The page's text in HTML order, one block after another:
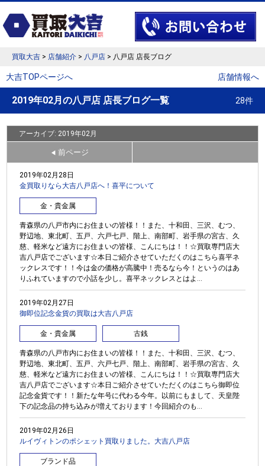
買取大吉 > 店舗紹介 > 八戸店 > 八戸店 店長ブログ
大吉TOPページへ 店舗情報へ
2019年02月の八戸店 店長ブログ一覧 28件
アーカイブ: 2019年02月
◀ 前ページ
2019年02月28日
金買取りなら大吉八戸店へ！喜平について
金・貴金属
青森県の八戸市内にお住まいの皆様！！また、十和田、三沢、むつ、
野辺地、東北町、五戸、六戸七戸、階上、南部町、岩手県の宮古、久
慈、軽米など遠方にお住まいの皆様、こんにちは！！☆買取専門店大
吉八戸店でございます☆本日ご紹介させていただくのはこちら喜平ネ
ックレスです！！今は金の価格が高騰中！売るなら今！というのはあ
りふれていますので小話を少し。喜平ネックレスとはよ...
2019年02月27日
御即位記念金貨の買取は大吉八戸店
金・貴金属 古銭
青森県の八戸市内にお住まいの皆様！！また、十和田、三沢、むつ、
野辺地、東北町、五戸、六戸七戸、階上、南部町、岩手県の宮古、久
慈、軽米など遠方にお住まいの皆様、こんにちは！！☆買取専門店大
吉八戸店でございます☆本日ご紹介させていただくのはこちら御即位
記念金貨です！！新たな年号に代わる今年。以前にもまして、天皇陛
下の記念品の持ち込みが増えております！今回紹介のも...
2019年02月26日
ルイヴィトンのポシェット買取りました。大吉八戸店
ブランド品